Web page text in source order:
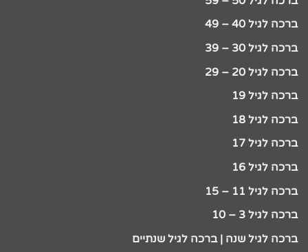
ברכה לגיל 40 – 49
ברכה לגיל 30 – 39
ברכה לגיל 20 – 29
ברכה לגיל 19
ברכה לגיל 18
ברכה לגיל 17
ברכה לגיל 16
ברכה לגיל 11 – 15
ברכה לגיל 3 – 10
ברכה לגיל שנה | ברכה לגיל שנתיים